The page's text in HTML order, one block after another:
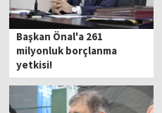
Başkan Önal'a 261
milyonluk borçlanma
yetkisi!